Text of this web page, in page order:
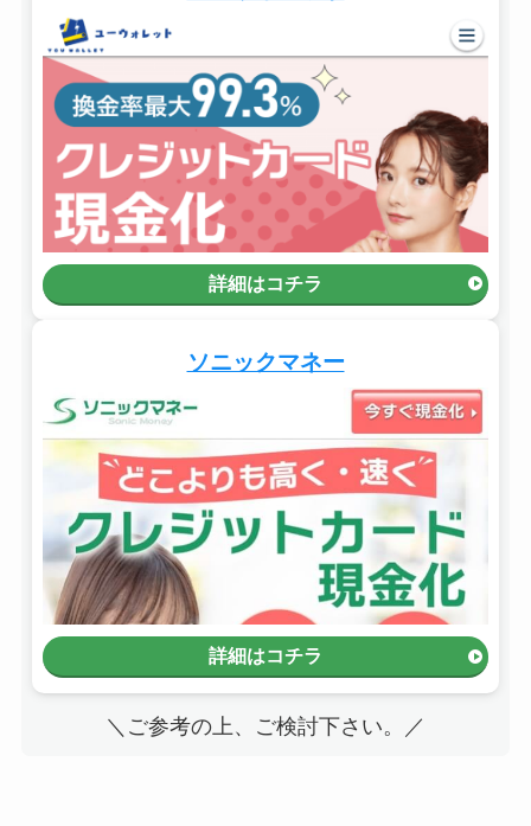
詳細はコチラ
ソニックマネー
詳細はコチラ
＼ご参考の上、ご検討下さい。／